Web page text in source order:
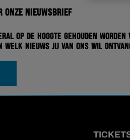
nieuwsbrief
op de hoogte gehouden
welk nieuws jij van ons wil